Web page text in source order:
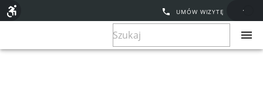
UMÓW WIZYTĘ